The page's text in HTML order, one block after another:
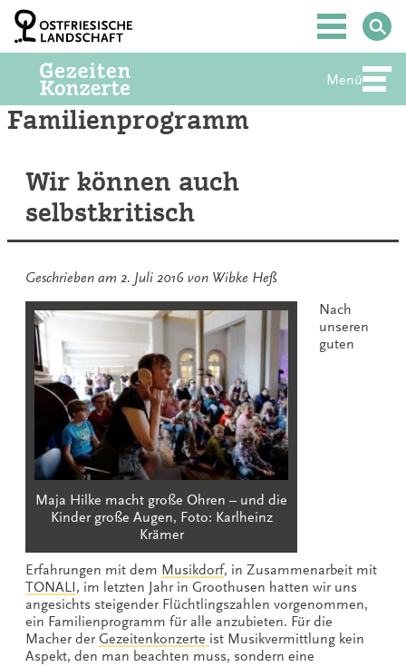
Zum
Inhalt
springen
Hauptmenü
Menü
Familienprogramm
Wir können auch
selbstkritisch
Geschrieben am 2. Juli 2016 von Wibke Heß
Maja Hilke macht große Ohren – und die
Kinder große Augen, Foto: Karlheinz
Krämer
Nach
unseren
guten
Erfahrungen mit dem Musikdorf, in Zusammenarbeit mit
TONALI, im letzten Jahr in Groothusen hatten wir uns
angesichts steigender Flüchtlingszahlen vorgenommen,
ein Familienprogramm für alle anzubieten. Für die
Macher derGezeitenkonzerte ist Musikvermittlung kein
Aspekt, den man beachten muss, sondern eine